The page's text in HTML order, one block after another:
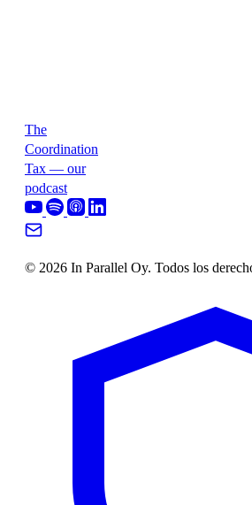
The
Coordination
Tax — our
podcast
© 2026 In Parallel Oy. Todos los